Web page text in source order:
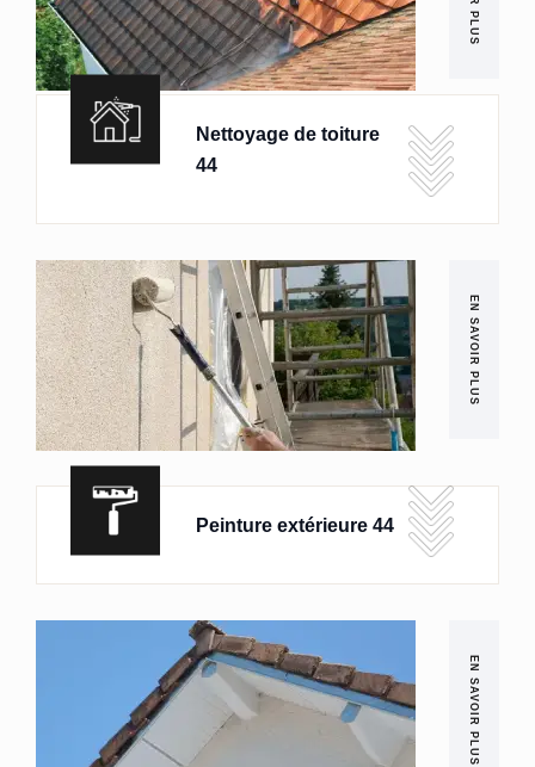
Nettoyage de toiture
44
EN SAVOIR PLUS
Peinture extérieure 44
EN SAVOIR PLUS